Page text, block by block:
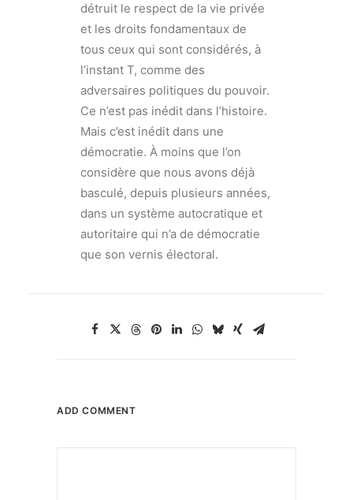
détruit le respect de la vie privée
et les droits fondamentaux de
tous ceux qui sont considérés, à
l’instant T, comme des
adversaires politiques du pouvoir.
Ce n’est pas inédit dans l’histoire.
Mais c’est inédit dans une
démocratie. À moins que l’on
considère que nous avons déjà
basculé, depuis plusieurs années,
dans un système autocratique et
autoritaire qui n’a de démocratie
que son vernis électoral.
ADD COMMENT